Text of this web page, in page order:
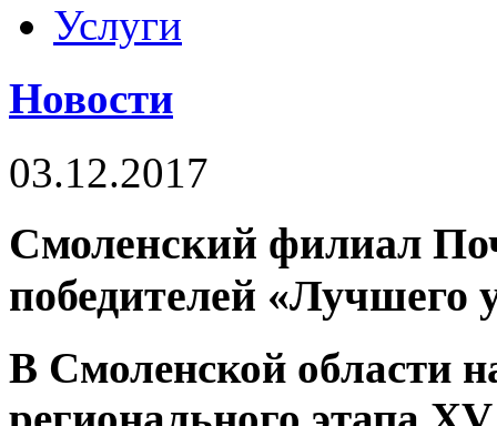
Услуги
Новости
03.12.2017
Смоленский филиал
победителей «Лучшего
В Смоленской области